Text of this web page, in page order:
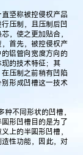
坚称被控侵权产品
压制，且压制后凹
，使之更加贴合，
首先，被控侵权产
铝管向宽度方向的
的技术特征；其
压制之前稍有凹陷
形成凹槽这一技术
不同形状的凹槽，
形凹槽目的是为了
上的半圆形凹槽，
性功能，因此，对